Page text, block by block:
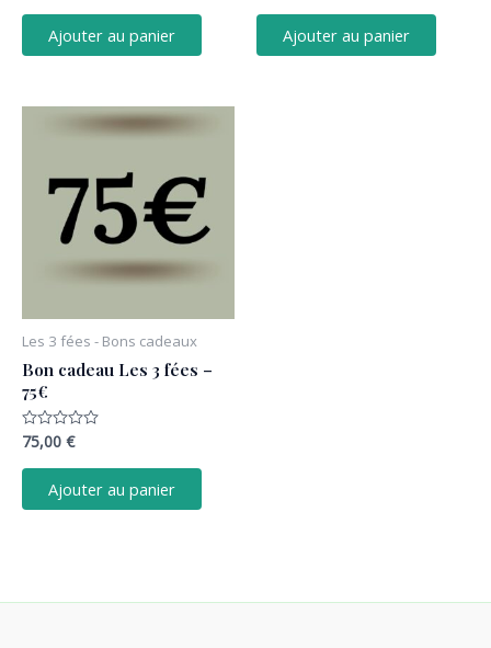
sur
Ajouter au panier
sur
Ajouter au panier
Les 3 fées - Bons cadeaux
Bon cadeau Les 3 fées –
75€
Note
sur
75,00 €
Ajouter au panier